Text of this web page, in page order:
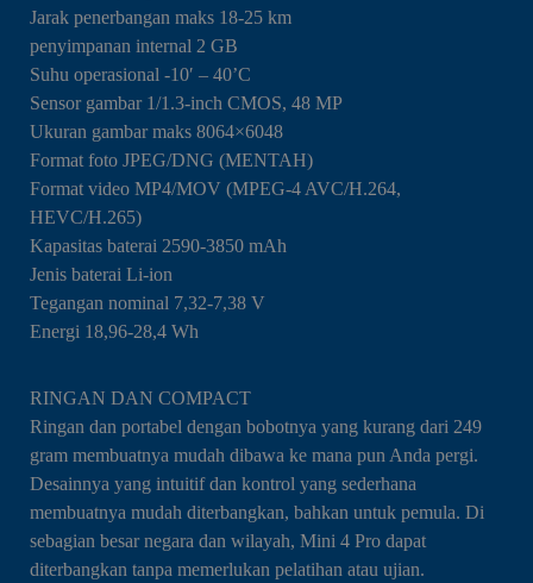
Jarak penerbangan maks 18-25 km
penyimpanan internal 2 GB
Suhu operasional -10′ – 40’C
Sensor gambar 1/1.3-inch CMOS, 48 MP
Ukuran gambar maks 8064×6048
Format foto JPEG/DNG (MENTAH)
Format video MP4/MOV (MPEG-4 AVC/H.264,
HEVC/H.265)
Kapasitas baterai 2590-3850 mAh
Jenis baterai Li-ion
Tegangan nominal 7,32-7,38 V
Energi 18,96-28,4 Wh
RINGAN DAN COMPACT
Ringan dan portabel dengan bobotnya yang kurang dari 249
gram membuatnya mudah dibawa ke mana pun Anda pergi.
Desainnya yang intuitif dan kontrol yang sederhana
membuatnya mudah diterbangkan, bahkan untuk pemula. Di
sebagian besar negara dan wilayah, Mini 4 Pro dapat
diterbangkan tanpa memerlukan pelatihan atau ujian.